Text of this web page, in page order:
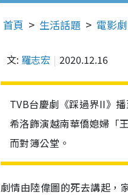
首頁 生活話題 電影
文: 羅志宏 2020.12.16
TVB台慶劇《踩過界II》
希洛飾演越南華僑媳婦「
而對簿公堂。
劇情由陸偉圖的死去講起，